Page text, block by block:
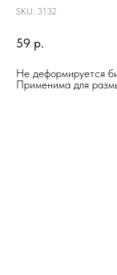
SKU: 3132
59 р.
Не деформируется
Применима для